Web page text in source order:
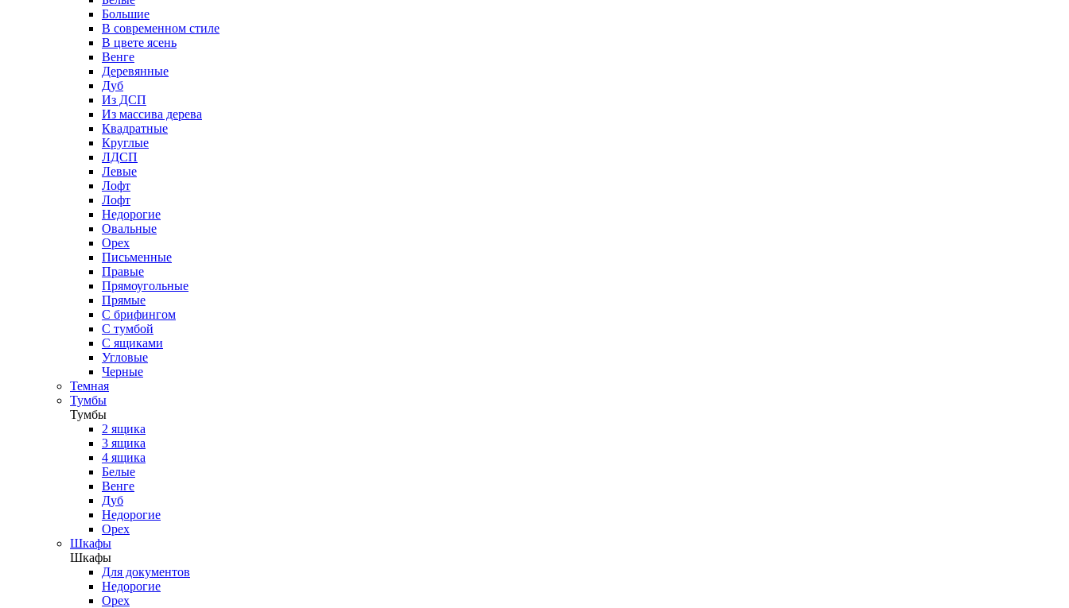
Большие
В современном стиле
В цвете ясень
Венге
Деревянные
Дуб
Из ДСП
Из массива дерева
Квадратные
Круглые
ЛДСП
Левые
Лофт
Лофт
Недорогие
Овальные
Орех
Письменные
Правые
Прямоугольные
Прямые
С брифингом
С тумбой
С ящиками
Угловые
Черные
Темная
Тумбы
Тумбы
2 ящика
3 ящика
4 ящика
Белые
Венге
Дуб
Недорогие
Орех
Шкафы
Шкафы
Для документов
Недорогие
Орех